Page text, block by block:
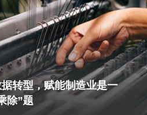
转型，赋能制造业是一
除”题